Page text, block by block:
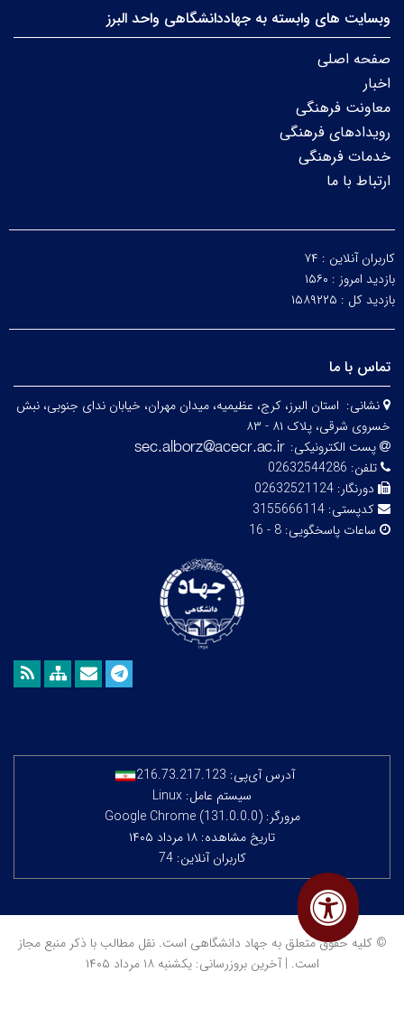
وبسایت های وابسته به جهاددانشگاهی واحد البرز
صفحه اصلی
اخبار
معاونت فرهنگی
رویدادهای فرهنگی
خدمات فرهنگی
ارتباط با ما
کاربران آنلاین : ۷۴
بازدید امروز : ۱۵۶۰
بازدید کل : ۱۵۸۹۲۲۵
تماس با ما
نشانی: استان البرز، کرج، عظیمیه، میدان مهران، خیابان ندای جنوبی، نبش
خسروی شرقی، پلاک ۸۱ - ۸۳
پست الکترونیکی:
تلفن: 02632544286
دورنگار: 02632521124
کدپستی: 3155666114
ساعات پاسخگویی: 8 - 16
آدرس آی‌پی: 216.73.217.123
سیستم عامل: Linux
مرورگر: Google Chrome (131.0.0.0)
تاریخ مشاهده: ۱۸ مرداد ۱۴۰۵
کاربران آنلاین: 74
© کلیه حقوق متعلق به جهاد دانشگاهی است. نقل مطالب با ذکر منبع مجاز
است. | آخرین بروزرسانی: یکشنبه ۱۸ مرداد ۱۴۰۵